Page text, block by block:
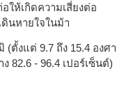
ให้เกิดความเสี่ยงต่อ
นหายใจในม้า
ตั้งแต่ 9.7 ถึง 15.4 องศา
82.6 - 96.4 เปอร์เซ็นต์)